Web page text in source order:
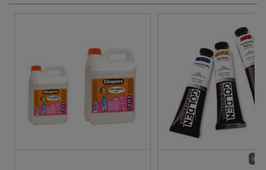
80